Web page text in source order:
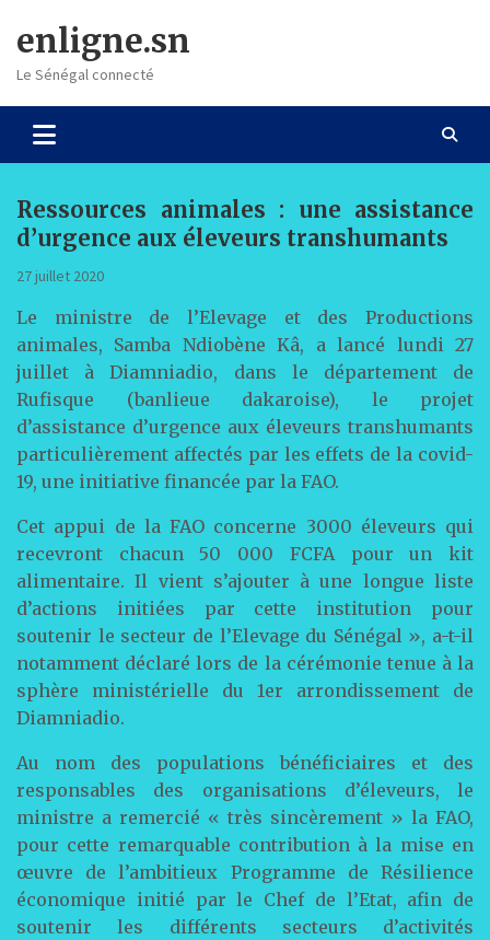
content
enligne.sn
Le Sénégal connecté
Ressources animales : une assistance
d’urgence aux éleveurs transhumants
27 juillet 2020
Le ministre de l’Elevage et des Productions
animales, Samba Ndiobène Kâ, a lancé lundi 27
juillet à Diamniadio, dans le département de
Rufisque (banlieue dakaroise), le projet
d’assistance d’urgence aux éleveurs transhumants
particulièrement affectés par les effets de la covid-
19, une initiative financée par la FAO.
Cet appui de la FAO concerne 3000 éleveurs qui
recevront chacun 50 000 FCFA pour un kit
alimentaire. Il vient s’ajouter à une longue liste
d’actions initiées par cette institution pour
soutenir le secteur de l’Elevage du Sénégal », a-t-il
notamment déclaré lors de la cérémonie tenue à la
sphère ministérielle du 1er arrondissement de
Diamniadio.
Au nom des populations bénéficiaires et des
responsables des organisations d’éleveurs, le
ministre a remercié « très sincèrement » la FAO,
pour cette remarquable contribution à la mise en
œuvre de l’ambitieux Programme de Résilience
économique initié par le Chef de l’Etat, afin de
soutenir les différents secteurs d’activités